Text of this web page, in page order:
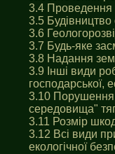
3.4 Проведення
3.5
3.6
3.7 Будь-яке
3.8 Надання
3.9 Інші види
господарської,
3.10 Порушення
середовища"
3.11 Розмір
3.12 Всі види
екологічної